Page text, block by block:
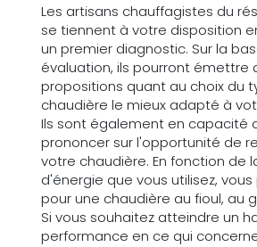
Les artisans chauffagistes du
se tiennent à votre disposition
un premier diagnostic. Sur la
évaluation, ils pourront émettre
propositions quant au choix du
chaudière le mieux adapté à
Ils sont également en capacité
prononcer sur l'opportunité de
votre chaudière. En fonction de
d'énergie que vous utilisez,
pour une chaudière au fioul, au
Si vous souhaitez atteindre un
performance en ce qui